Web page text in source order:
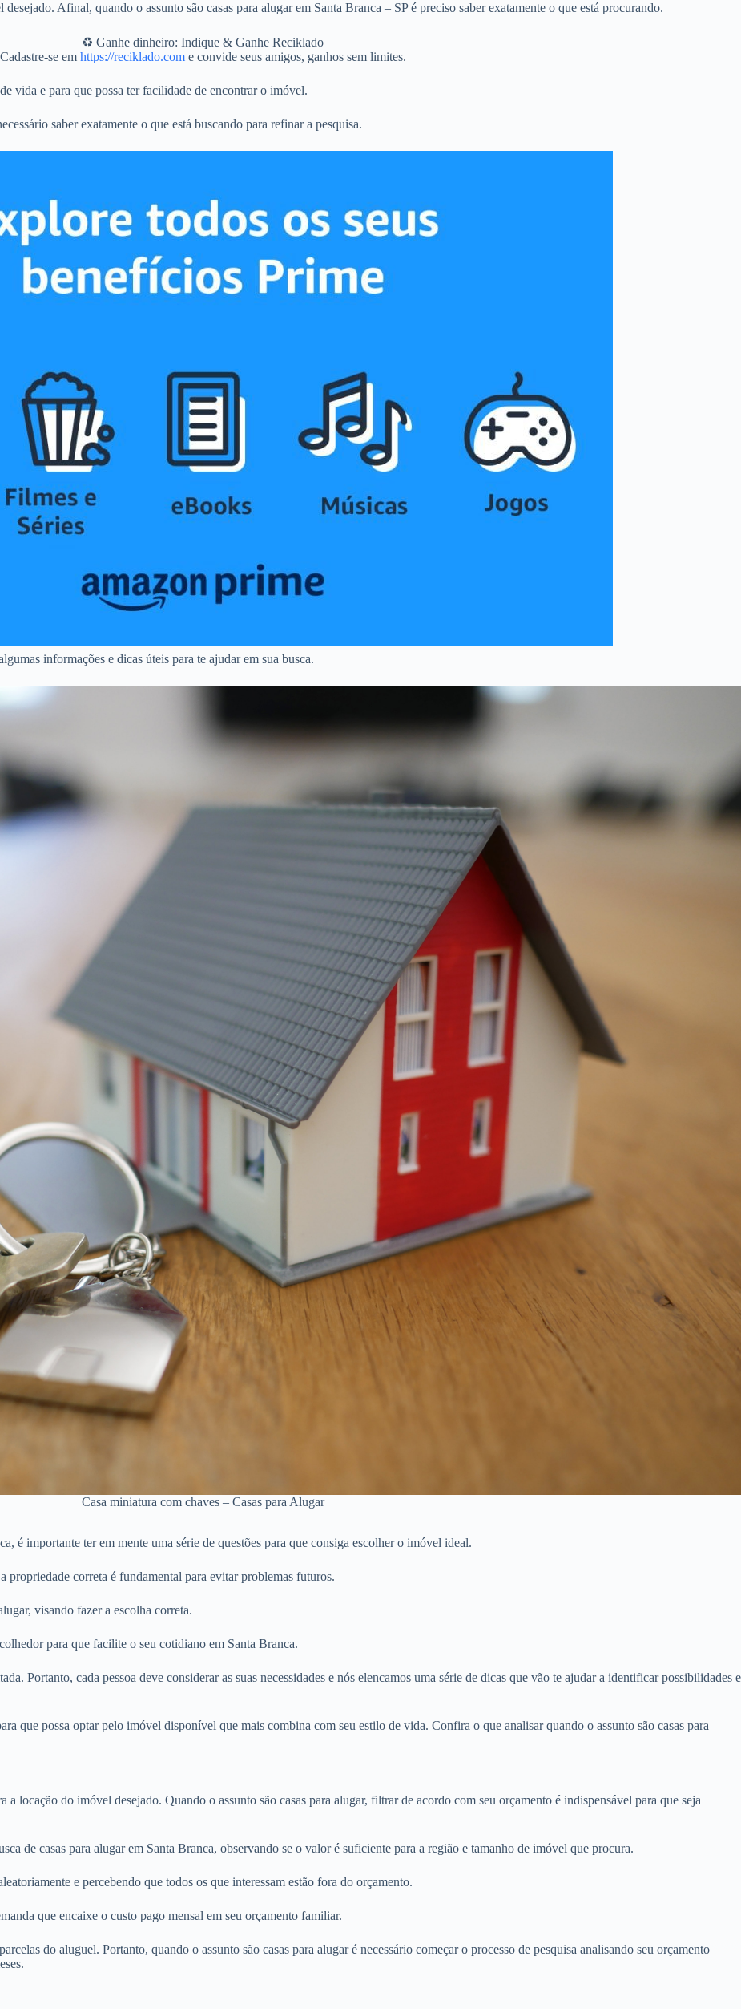
Afinal, quando o assunto são casas para alugar em Santa Branca – SP é preciso saber exatamente o que está procurando.
♻️ Ganhe dinheiro: Indique & Ganhe Reciklado
Cadastre-se em https://reciklado.come convide seus amigos, ganhos sem limites.
vida e para que possa ter facilidade de encontrar o imóvel.
saber exatamente o que está buscando para refinar a pesquisa.
informações e dicas úteis para te ajudar em sua busca.
Casa miniatura com chaves – Casas para Alugar
é importante ter em mente uma série de questões para que consiga escolher o imóvel ideal.
propriedade correta é fundamental para evitar problemas futuros.
visando fazer a escolha correta.
para que facilite o seu cotidiano em Santa Branca.
Portanto, cada pessoa deve considerar as suas necessidades e nós elencamos uma série de dicas que vão te ajudar a identificar possibilidades e
que possa optar pelo imóvel disponível que mais combina com seu estilo de vida. Confira o que analisar quando o assunto são casas para
locação do imóvel desejado. Quando o assunto são casas para alugar, filtrar de acordo com seu orçamento é indispensável para que seja
de casas para alugar em Santa Branca, observando se o valor é suficiente para a região e tamanho de imóvel que procura.
e percebendo que todos os que interessam estão fora do orçamento.
que encaixe o custo pago mensal em seu orçamento familiar.
do aluguel. Portanto, quando o assunto são casas para alugar é necessário começar o processo de pesquisa analisando seu orçamento